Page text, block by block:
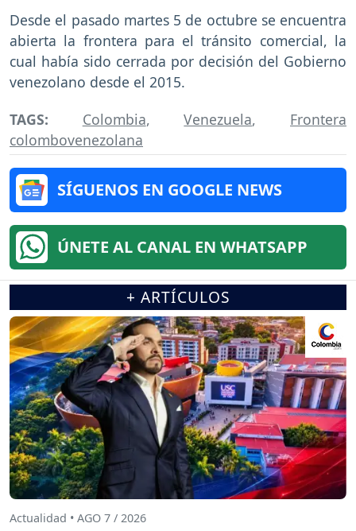
Desde el pasado martes 5 de octubre se encuentra
abierta la frontera para el tránsito comercial, la
cual había sido cerrada por decisión del Gobierno
venezolano desde el 2015.
TAGS: Colombia,Venezuela, Frontera
colombovenezolana
SÍGUENOS EN GOOGLE NEWS
ÚNETE AL CANAL EN WHATSAPP
+ ARTÍCULOS
Actualidad • AGO 7 / 2026